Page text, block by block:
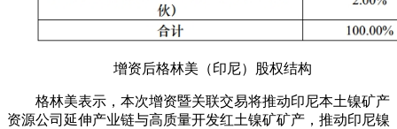
增资后格林美（印尼）股权结构
格林美表示，本次增资暨关联交易将推动印尼本土镍矿产
资源公司延伸产业链与高质量开发红土镍矿矿产，推动印尼镍